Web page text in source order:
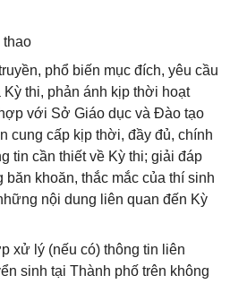
thao
phổ biến mục đích, yêu cầu
Kỳ thi, phản ánh kịp thời hoạt
với Sở Giáo dục và Đào tạo
cung cấp kịp thời, đầy đủ, chính
tin cần thiết về Kỳ thi; giải đáp
khoăn, thắc mắc của thí sinh
nội dung liên quan đến Kỳ
xử lý (nếu có) thông tin liên
sinh tại Thành phố trên không